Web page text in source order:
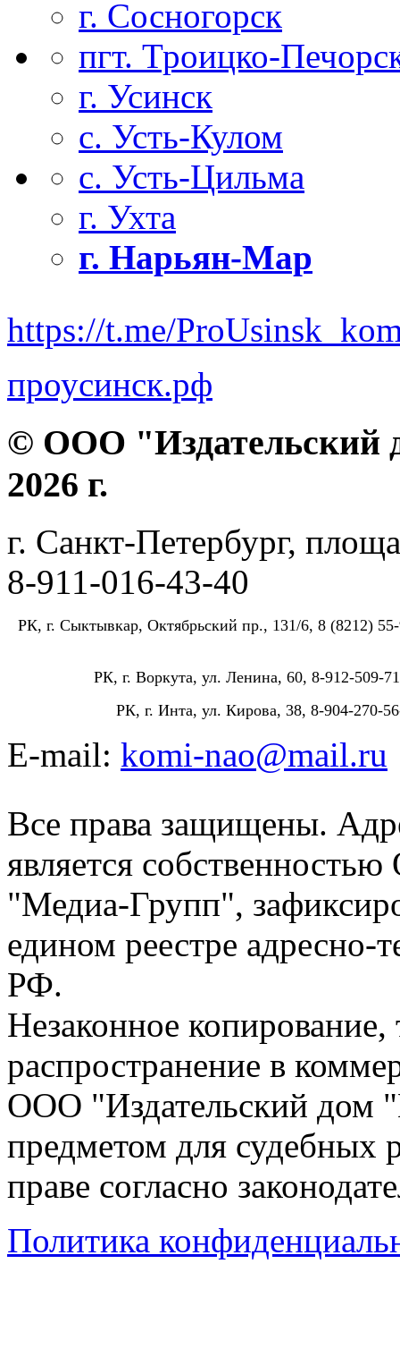
г. Сосногорск
пгт. Троицко-
г. Усинск
с. Усть-Кулом
с. Усть-Цильма
г. Ухта
г. Нарьян-Мар
https://t.me/
проусинск.рф
© ООО "Издательский
2026 г.
г. Санкт-Петербург,
8-911-016-43-40
РК, г. Сыктывкар, Октябрьский пр., 131/6, 8 (8212)
РК, г. Воркута, ул. Ленина, 60, 8-912-509-
РК, г. Инта, ул. Кирова, 38, 8-904-270-
E-mail: komi-nao@mail.ru
Все права защищены.
является
"Медиа-Групп",
едином реестре адресно-
РФ.
Незаконное
распространение в
ООО "Издательский дом
предметом для судебных
праве согласно
Политика